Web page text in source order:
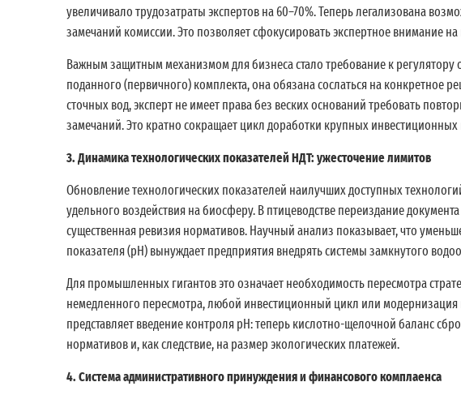
увеличивало трудозатраты экспертов на 60–70%. Теперь легализована
замечаний комиссии. Это позволяет сфокусировать экспертное внимание
Важным защитным механизмом для бизнеса стало требование к
поданного (первичного) комплекта, она обязана сослаться на конкретное
сточных вод, эксперт не имеет права без веских оснований требовать
замечаний. Это кратно сокращает цикл доработки крупных инвестиционных
3. Динамика технологических показателей НДТ: ужесточение лимитов
Обновление технологических показателей наилучших доступных
удельного воздействия на биосферу. В птицеводстве переиздание
существенная ревизия нормативов. Научный анализ показывает, что
показателя (pH) вынуждает предприятия внедрять системы замкнутого
Для промышленных гигантов это означает необходимость пересмотра
немедленного пересмотра, любой инвестиционный цикл или
представляет введение контроля pH: теперь кислотно-щелочной баланс
нормативов и, как следствие, на размер экологических платежей.
4. Система административного принуждения и финансового комплаенса